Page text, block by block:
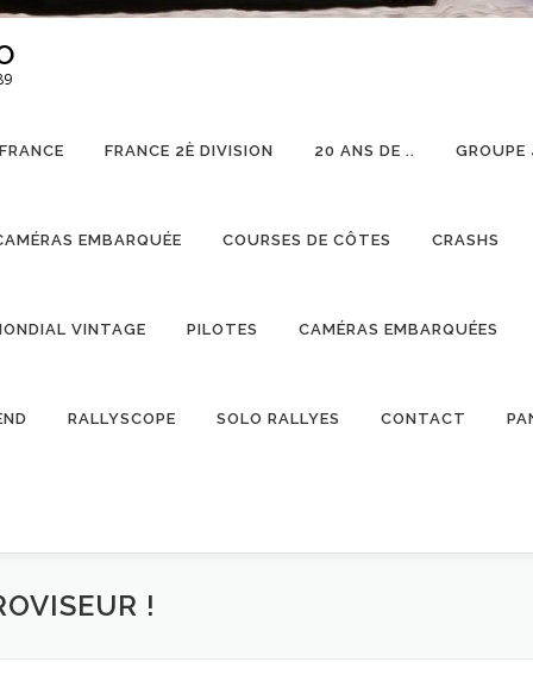
FRANCE 2È DIVISION 20 ANS DE .. GROUPE
EMBARQUÉE COURSES DE CÔTES CRASHS
VINTAGE PILOTES CAMÉRAS EMBARQUÉES
RALLYSCOPE SOLO RALLYES CONTACT
!